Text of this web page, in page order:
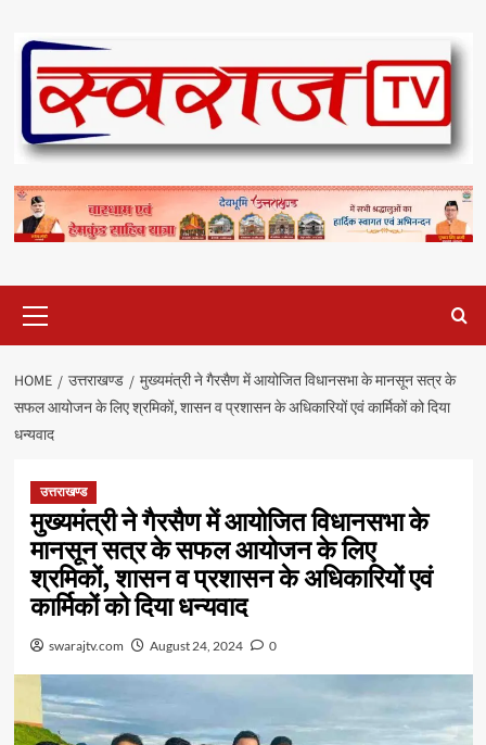
content
Menu
HOME उत्तराखण्ड
मुख्यमंत्री ने गैरसैण में आयोजित विधानसभा के मानसून सत्र के
सफल आयोजन के लिए श्रमिकों, शासन व प्रशासन के अधिकारियों एवं कार्मिकों को दिया
धन्यवाद
उत्तराखण्ड
मुख्यमंत्री ने गैरसैण में आयोजित विधानसभा के
मानसून सत्र के सफल आयोजन के लिए
श्रमिकों, शासन व प्रशासन के अधिकारियों एवं
कार्मिकों को दिया धन्यवाद
swarajtv.com August 24, 2024 0